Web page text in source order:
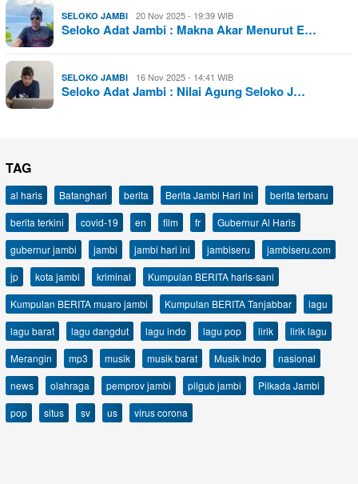
SELOKO JAMBI 20 Nov 2025 - 19:39 WIB
Seloko Adat Jambi : Makna Akar Menurut E…
SELOKO JAMBI 16 Nov 2025 - 14:41 WIB
Seloko Adat Jambi : Nilai Agung Seloko J…
TAG
al haris Batanghari berita Berita Jambi Hari Ini
berita terbaru
berita terkini
covid-19 en film fr
Gubernur Al Haris
gubernur jambi
jambi jambi hari ini jambiseru
jambiseru.com
jp
kota jambi kriminal
Kumpulan BERITA haris-sani
Kumpulan BERITA muaro jambi
Kumpulan BERITA Tanjabbar
lagu
lagu barat
lagu dangdut lagu indo lagu pop lirik
lirik lagu
Merangin
mp3 musik musik barat Musik Indo
nasional
news
olahraga pemprov jambi pilgub jambi
Pilkada Jambi
pop
situs sv us virus corona